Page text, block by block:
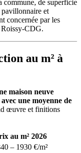
commune, de superficie
pavillonnaire et
concernée par les
Roissy-CDG.
au m² à
maison neuve
une moyenne de
œuvre et finitions
au m² 2026
– 1930 €/m²